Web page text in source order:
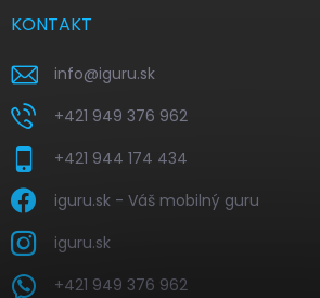
KONTAKT
info@iguru.sk
+421 949 376 962
+421 944 174 434
iguru.sk - Váš mobilný guru
iguru.sk
+421 949 376 962